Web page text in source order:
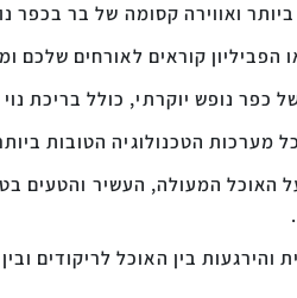
קוראים לאורחים שלכם
כפר נופש יוקרתי, כולל בריכת נוי
מערכות הטכנולוגיה הטובות
המעולה, העשיר והטעים
בין האוכל לריקודים